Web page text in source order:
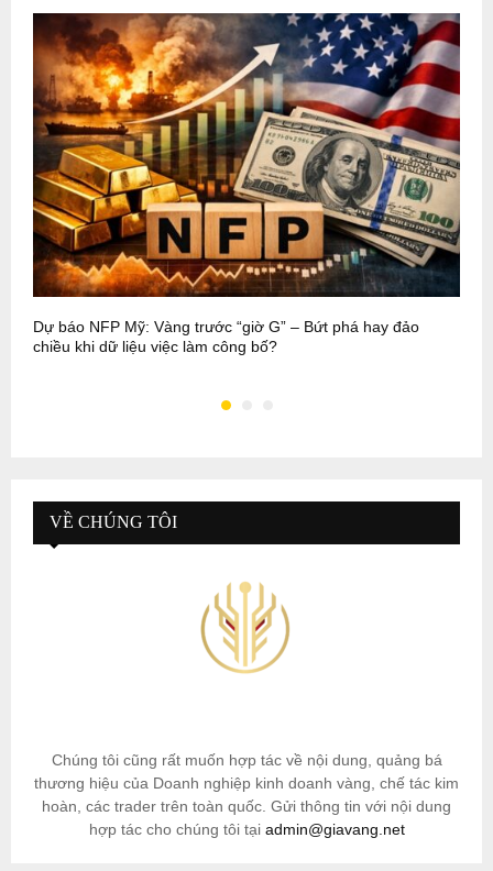
Dự báo NFP Mỹ: Vàng trước “giờ G” – Bứt phá hay đảo
chiều khi dữ liệu việc làm công bố?
VỀ CHÚNG TÔI
Chúng tôi cũng rất muốn hợp tác về nội dung, quảng bá
thương hiệu của Doanh nghiệp kinh doanh vàng, chế tác kim
hoàn, các trader trên toàn quốc. Gửi thông tin với nội dung
hợp tác cho chúng tôi tại admin@giavang.net